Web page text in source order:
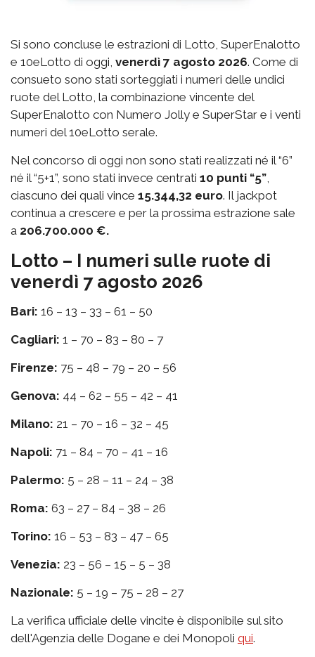
Si sono concluse le estrazioni di Lotto, SuperEnalotto
e 10eLotto di oggi, venerdì 7 agosto 2026. Come di
consueto sono stati sorteggiati i numeri delle undici
ruote del Lotto, la combinazione vincente del
SuperEnalotto con Numero Jolly e SuperStar e i venti
numeri del 10eLotto serale.
Nel concorso di oggi non sono stati realizzati né il “6”
né il “5+1”, sono stati invece centrati 10 punti “5”,
ciascuno dei quali vince 15.344,32 euro. Il jackpot
continua a crescere e per la prossima estrazione sale
a 206.700.000 €.
Lotto – I numeri sulle ruote di
venerdì 7 agosto 2026
Bari: 16 – 13 – 33 – 61 – 50
Cagliari: 1 – 70 – 83 – 80 – 7
Firenze: 75 – 48 – 79 – 20 – 56
Genova: 44 – 62 – 55 – 42 – 41
Milano: 21 – 70 – 16 – 32 – 45
Napoli: 71 – 84 – 70 – 41 – 16
Palermo: 5 – 28 – 11 – 24 – 38
Roma: 63 – 27 – 84 – 38 – 26
Torino: 16 – 53 – 83 – 47 – 65
Venezia: 23 – 56 – 15 – 5 – 38
Nazionale: 5 – 19 – 75 – 28 – 27
La verifica ufficiale delle vincite è disponibile sul sito
dell'Agenzia delle Dogane e dei Monopoli qui.